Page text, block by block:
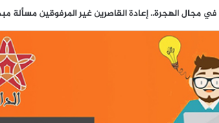
إسباني يسلط الضوء على دور جزائري في التنسيق